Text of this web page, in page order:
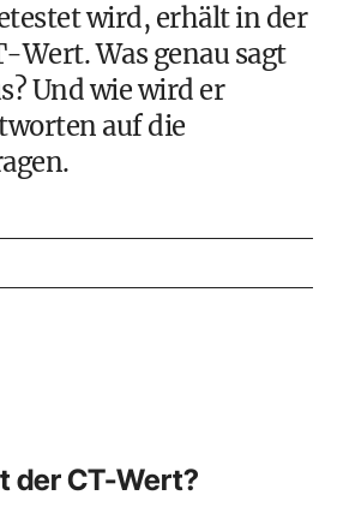
wird, erhält in der
Wert. Was genau sagt
Und wie wird er
auf die
der CT-Wert?